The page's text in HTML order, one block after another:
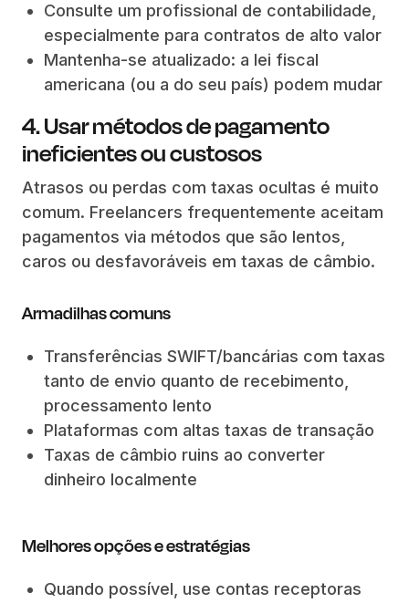
Consulte um profissional de contabilidade,
especialmente para contratos de alto valor
Mantenha-se atualizado: a lei fiscal
americana (ou a do seu país) podem mudar
4. Usar métodos de pagamento
ineficientes ou custosos
Atrasos ou perdas com taxas ocultas é muito
comum. Freelancers frequentemente aceitam
pagamentos via métodos que são lentos,
caros ou desfavoráveis em taxas de câmbio.
Armadilhas comuns
Transferências SWIFT/bancárias com taxas
tanto de envio quanto de recebimento,
processamento lento
Plataformas com altas taxas de transação
Taxas de câmbio ruins ao converter
dinheiro localmente
Melhores opções e estratégias
Quando possível, use contas receptoras